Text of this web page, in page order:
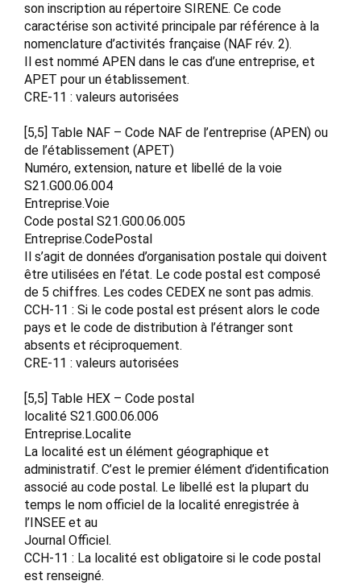
son inscription au répertoire SIRENE. Ce code
caractérise son activité principale par référence à la
nomenclature d’activités française (NAF rév. 2).
Il est nommé APEN dans le cas d’une entreprise, et
APET pour un établissement.
CRE-11 : valeurs autorisées
[5,5] Table NAF – Code NAF de l’entreprise (APEN) ou
de l’établissement (APET)
Numéro, extension, nature et libellé de la voie
S21.G00.06.004
Entreprise.Voie
Code postal S21.G00.06.005
Entreprise.CodePostal
Il s’agit de données d’organisation postale qui doivent
être utilisées en l’état. Le code postal est composé
de 5 chiffres. Les codes CEDEX ne sont pas admis.
CCH-11 : Si le code postal est présent alors le code
pays et le code de distribution à l’étranger sont
absents et réciproquement.
CRE-11 : valeurs autorisées
[5,5] Table HEX – Code postal
localité S21.G00.06.006
Entreprise.Localite
La localité est un élément géographique et
administratif. C’est le premier élément d’identification
associé au code postal. Le libellé est la plupart du
temps le nom officiel de la localité enregistrée à
l’INSEE et au
Journal Officiel.
CCH-11 : La localité est obligatoire si le code postal
est renseigné.